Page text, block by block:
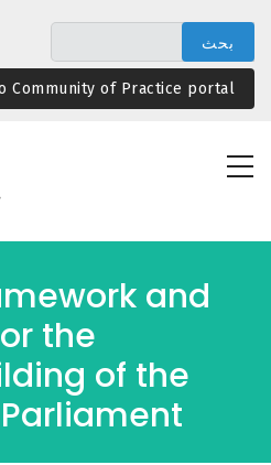
المحتوى
الرئيسيCommunity of Practice portal
and
the
of the